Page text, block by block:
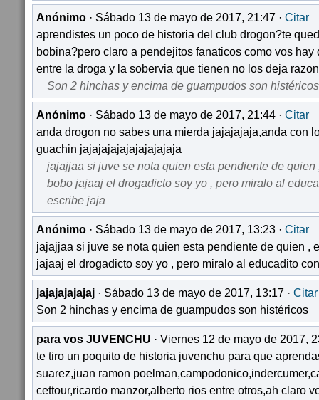
Anónimo · Sábado 13 de mayo de 2017, 21:47 · Citar
aprendistes un poco de historia del club drogon?te
bobina?pero claro a pendejitos fanaticos como vos
entre la droga y la sobervia que tienen no los deja
Son 2 hinchas y encima de guampudos son histéricos
Anónimo · Sábado 13 de mayo de 2017, 21:44 · Citar
anda drogon no sabes una mierda jajajajaja,anda con
guachin jajajajajajajajajajaja
jajajjaa si juve se nota quien esta pendiente de
bobo jajaaj el drogadicto soy yo , pero miralo al
escribe jaja
Anónimo · Sábado 13 de mayo de 2017, 13:23 · Citar
jajajjaa si juve se nota quien esta pendiente de quien ,
jajaaj el drogadicto soy yo , pero miralo al educadito
jajajajajajaj · Sábado 13 de mayo de 2017, 13:17 · Citar
Son 2 hinchas y encima de guampudos son histéricos
para vos JUVENCHU · Viernes 12 de mayo de 2017,
te tiro un poquito de historia juvenchu para que
suarez,juan ramon
cettour,ricardo manzor,alberto rios entre otros,ah claro